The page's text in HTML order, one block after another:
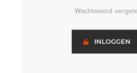
Wachtwoord
INLOGGEN